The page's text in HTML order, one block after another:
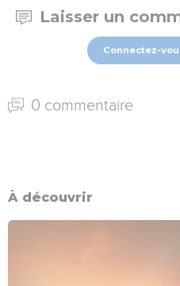
Laisser un
Connectez-
0 commentaire
À découvrir